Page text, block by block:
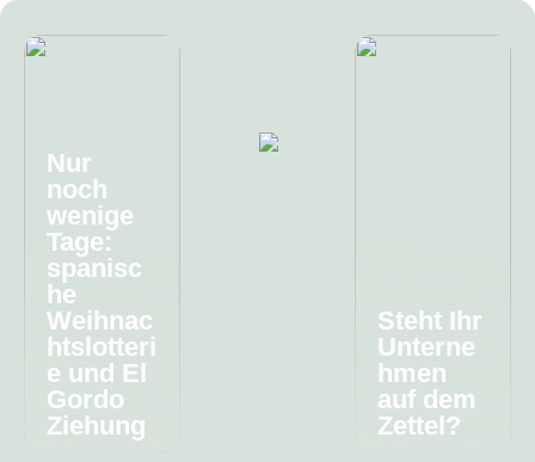
Nur
noch
wenige
Tage:
spanisc
he
Weihnac
htslotteri
e und El
Gordo
Ziehung
Steht Ihr
Unterne
hmen
auf dem
Zettel?